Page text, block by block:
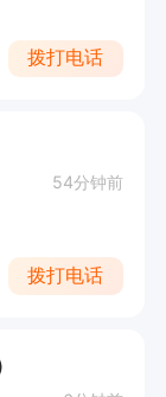
拨打电话
54分钟前
拨打电话